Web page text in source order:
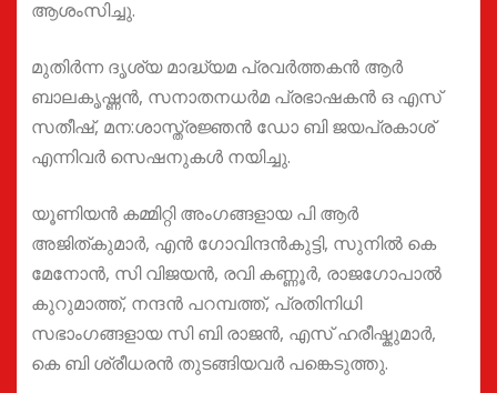
ആശംസിച്ചു.
മുതിർന്ന ദൃശ്യ മാദ്ധ്യമ പ്രവർത്തകൻ ആർ
ബാലകൃഷ്ണൻ, സനാതനധർമ പ്രഭാഷകൻ ഒ എസ്
സതീഷ്, മന:ശാസ്ത്രജ്ഞൻ ഡോ ബി ജയപ്രകാശ്
എന്നിവർ സെഷനുകൾ നയിച്ചു.
യൂണിയൻ കമ്മിറ്റി അംഗങ്ങളായ പി ആർ
അജിത്കുമാർ, എൻ ഗോവിന്ദൻകുട്ടി, സുനിൽ കെ
മേനോൻ, സി വിജയൻ, രവി കണ്ണൂർ, രാജഗോപാൽ
കുറുമാത്ത്, നന്ദൻ പറമ്പത്ത്, പ്രതിനിധി
സഭാംഗങ്ങളായ സി ബി രാജൻ, എസ്‌ ഹരീഷ്കുമാർ,
കെ ബി ശ്രീധരൻ തുടങ്ങിയവർ പങ്കെടുത്തു.